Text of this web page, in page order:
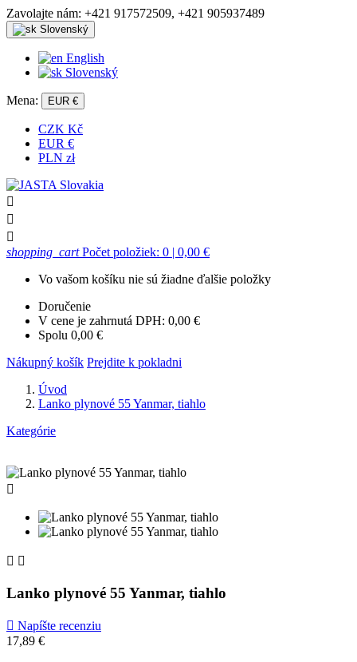
Zavolajte nám: +421 917572509, +421 905937489
Slovenský
English
Slovenský
Mena: EUR €
CZK Kč
EUR €
PLN zł



shopping_cart Počet položiek: 0 | 0,00 €
Vo vašom košíku nie sú žiadne ďalšie položky
Doručenie
V cene je zahrnutá DPH: 0,00 €
Spolu 0,00 €
Nákupný košík Prejdite k pokladni
Úvod
Lanko plynové 55 Yanmar, tiahlo
Kategórie

 
Lanko plynové 55 Yanmar, tiahlo
 Napíšte recenziu
17,89 €